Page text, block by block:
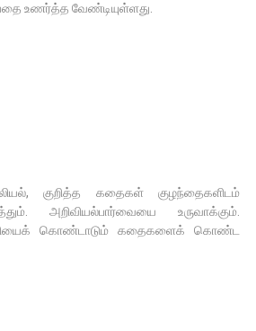
உணர்த்த வேண்டியுள்ளது.
குறித்த கதைகள் குழந்தைகளிடம்
அறிவியல்பார்வையை உருவாக்கும்.
கொண்டாடும் கதைகளைக் கொண்ட